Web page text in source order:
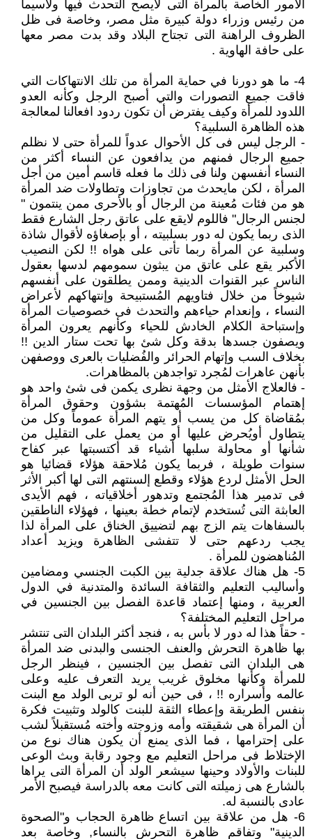
الأمور الخاصة بالمرأة التى لايصح التحدث فيها ولاسيما
من رئيس وزراء دولة كبيرة مثل مصر، وخاصة فى ظل
الظروف الراهنة التى تجتاح البلاد وقد بدت مصر معها
على حافة الهاوية .
4- ما هو دورنا في حماية المرأة من تلك الانتهاكات التي
فاقت جميع التصورات والتي أصبح الرجل وكأنه العدو
اللدود للمرأة وكيف يفترض أن تكون ردود افعالنا لمعالجة
هذه الظاهرة السلبية؟
- الرجل ليس فى كل الأحوال عدواً للمرأة حتى لا نظلم
جميع الرجال فمنهم من يدافعون عن النساء أكثر من
النساء أنفسهن ولنا فى ذلك ما فعله قاسم أمين من أجل
المرأة ، لكن مايحدث من تجاوزات وتطاولات ضد المرأة
هو من فئات مُعينة من الرجال أو بالأحرى ممن ينتمون "
لجنس الرجال" فاللوم لايقع على عاتق رجل الشارع فقط
الذى ربما يكون له دور بسلبيته ، أو بإصغاؤه لأقوال شاذة
وسلبية عن المرأة ربما تأتى على هواه !! لكن النصيب
الأكبر يقع على عاتق من يبثون سمومهم لدسها بعقول
الناس عبر القنوات الدينية وممن يطلقون على أنفسهم
شيوخاً من خلال فتاويهم المُستبيحة وإنتهاكهم لأعراض
النساء ، وإنعدام حياءهم والتحدث فى خصوصيات المرأة
وإستباحة الكلام الخادش للحياء وكأنهم يعرون المرأة
ويصفون جسدها بدقة وكل شئ بها تحت ستار الدين !!
بخلاف السب وإتهام الحرائر والفُضليات بالعرى ووصفهن
بأنهن عاهرات لمُجرد تواجدهن بالمظاهرات.
- فالعلاج الأمثل من وجهة نظرى يكمن فى شئ واحد هو
إهتمام المؤسسات المُهتمة بشؤون وحقوق المرأة
بمُقاضاة كل من يسب أو يتهم المرأة عموماً وكل من
يتطاول أويُحرض عليها أو من يعمل على التقليل من
شأنها أو محاولة سلبها أشياء قد أكتسبتها عبر كفاح
سنوات طويلة ، فربما يكون مُلاحقة هؤلاء قضائيا هو
الحل الأمثل لردع هؤلاء وقطع إلسنتهم التى لها أكبر الأثر
فى تدمير هذا المُجتمع وتدهور أخلاقياته ، فهم الأيدى
العابثة التى تُستخدم لإتمام خطة بعينها ، فهؤلاء الناطقين
بالسفاهات يتم الزج بهم لتضييق الخناق على المرأة لذا
يجب ردعهم حتى لا تتفشى الظاهرة ويزيد أعداد
المُناهضون للمرأة .
5- هل هناك علاقة جدلية بين الكبت الجنسي ومضامين
وأساليب التعليم والثقافة السائدة والمتدنية في الدول
العربية ، ومنها إعتماد قاعدة الفصل بين الجنسين في
مراحل التعليم المختلفة؟
- حقاً هذا له دور لا بأس به ، فنجد أكثر البلدان التى تنتشر
بها ظاهرة التحرش والعنف الجنسى والبدنى ضد المرأة
هى البلدان التى تفصل بين الجنسين ، فينظر الرجل
للمرأة وكأنها مخلوق غريب يريد التعرف عليه وعلى
عالمه وأسراره !! ، فى حين أنه لو تربى الولد مع البنت
بنفس الطريقة وإعطاء الثقة للبنت كالولد وتثبيت فكرة
أن المرأة هى شقيقته وأمه وزوجته وأخته مُستقبلاً لشب
على إحترامها ، فما الذى يمنع أن يكون هناك نوع من
الإختلاط فى مراحل التعليم مع وجود رقابة وبث الوعى
للبنات والأولاد وحينها سيشعر الولد أن المرأة التى يراها
بالشارع هى زميلته التى كانت معه بالدراسة فيصبح الأمر
عادى بالنسبة له.
6- هل من علاقة بين اتساع ظاهرة الحجاب و"الصحوة
الدينية" وتفاقم ظاهرة التحرش بالنساء, وخاصة بعد